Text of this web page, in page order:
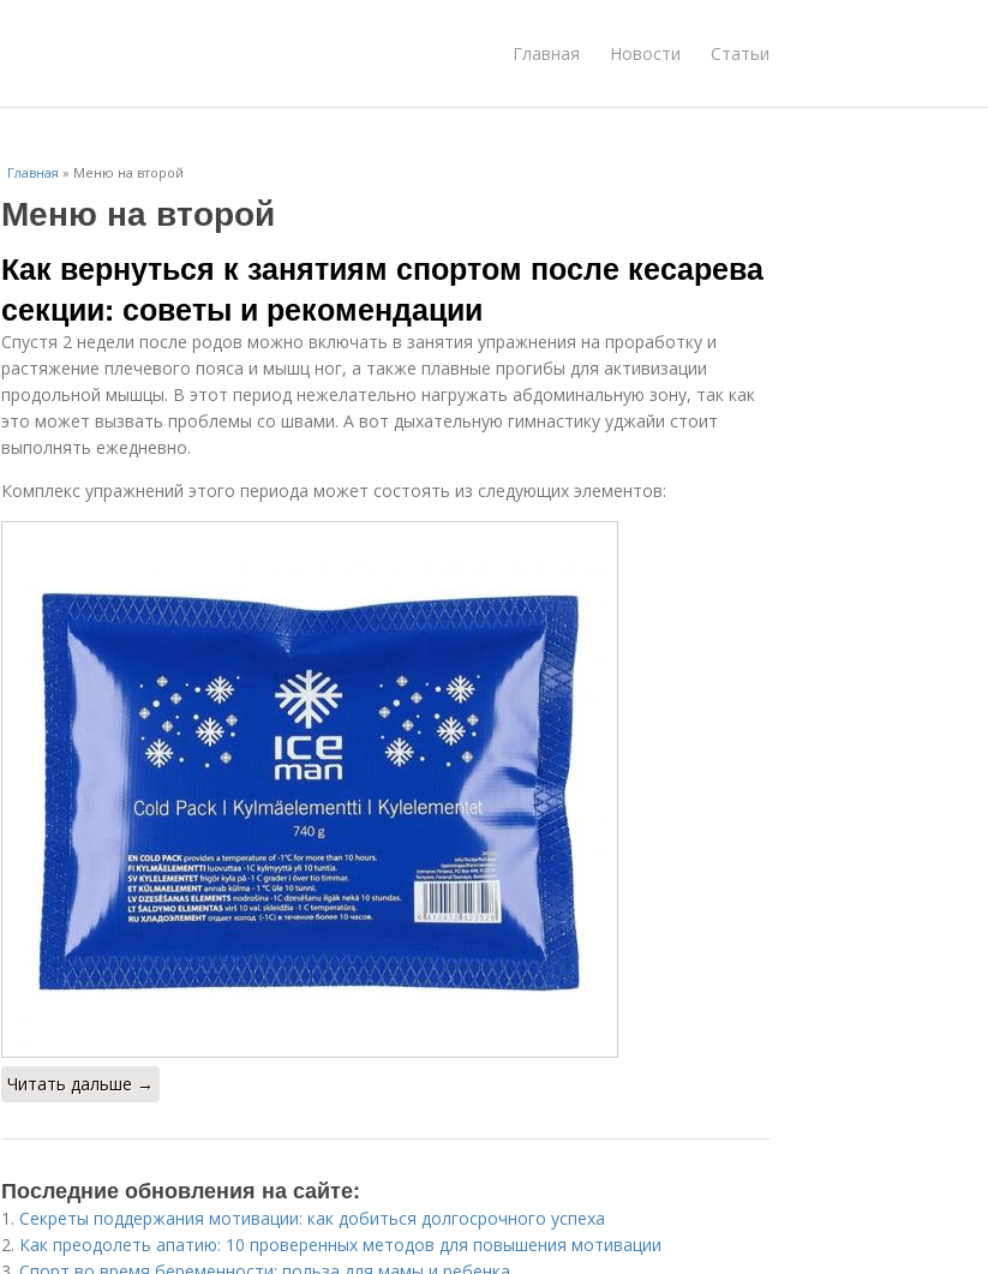
Главная Новости Статьи
Главная » Меню на второй
Меню на второй
Как вернуться к занятиям спортом после кесарева
секции: советы и рекомендации
Спустя 2 недели после родов можно включать в занятия упражнения на проработку и
растяжение плечевого пояса и мышц ног, а также плавные прогибы для активизации
продольной мышцы. В этот период нежелательно нагружать абдоминальную зону, так как
это может вызвать проблемы со швами. А вот дыхательную гимнастику уджайи стоит
выполнять ежедневно.
Комплекс упражнений этого периода может состоять из следующих элементов:
Читать дальше →
Последние обновления на сайте:
1. Секреты поддержания мотивации: как добиться долгосрочного успеха
2. Как преодолеть апатию: 10 проверенных методов для повышения мотивации